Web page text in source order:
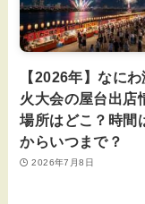
【2026年】なに
火大会の屋台出店
場所はどこ？時間
からいつまで？
2026年7月8日